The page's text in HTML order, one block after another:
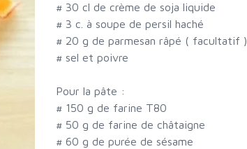
# 30 cl de crème de soja liquide
# 3 c. à soupe de persil haché
# 20 g de parmesan râpé ( facultatif )
# sel et poivre
Pour la pâte :
# 150 g de farine T80
# 50 g de farine de châtaigne
# 60 g de purée de sésame